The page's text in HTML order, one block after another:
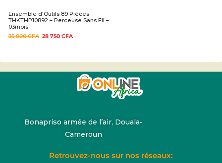
Ensemble d’Outils 89 Pièces
THKTHP10892 – Perceuse Sans Fil –
03mois
35 000CFA 28 750 CFA
Bonapriso armée de l’air, Douala-
Cameroun
Retrouvez-nous sur nos réseaux: